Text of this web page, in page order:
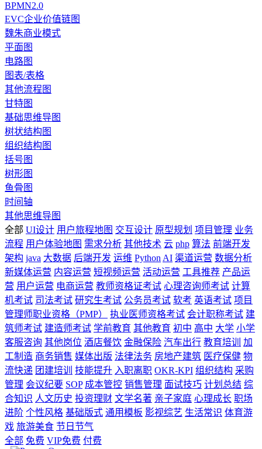
BPMN2.0
EVC企业价值链图
魏朱商业模式
平面图
电路图
图表/表格
其他流程图
甘特图
基础思维导图
树状结构图
组织结构图
括号图
树形图
鱼骨图
时间轴
其他思维导图
全部 UI设计 用户旅程地图 交互设计 原型规划 项目管理 业务
流程 用户体验地图 需求分析 其他技术 云 php 算法 前端开发
架构 java 大数据 后端开发 运维 Python AI 渠道运营 数据分析
新媒体运营 内容运营 短视频运营 活动运营 工具推荐 产品运
营 用户运营 电商运营 教师资格证考试 心理咨询师考试 计算
机考试 司法考试 研究生考试 公务员考试 软考 英语考试 项目
管理师职业资格（PMP）
执业医师资格考试 会计职称考试 建
筑师考试 建造师考试 学前教育 其他教育 初中 高中 大学 小学
客服咨询 其他岗位 酒店餐饮 金融保险 汽车出行 教育培训
加
工制造 商务销售 媒体出版 法律法务 房地产建筑 医疗保健 物
流快递 团建培训 技能提升 入职离职 OKR-KPI 组织结构 采购
管理 会议纪要 SOP 成本管控 销售管理 面试技巧 计划总结 综
合知识 人文历史 投资理财 文学名著 亲子家庭 心理成长 职场
进阶 个性风格 基础版式 通用模板 影视综艺 生活常识 体育游
戏 旅游美食 节日节气
全部 免费 VIP免费 付费